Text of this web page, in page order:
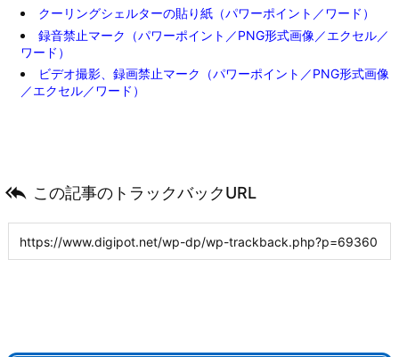
クーリングシェルターの貼り紙（パワーポイント／ワード）
録音禁止マーク（パワーポイント／PNG形式画像／エクセル／
ワード）
ビデオ撮影、録画禁止マーク（パワーポイント／PNG形式画像
／エクセル／ワード）
 この記事のトラックバックURL